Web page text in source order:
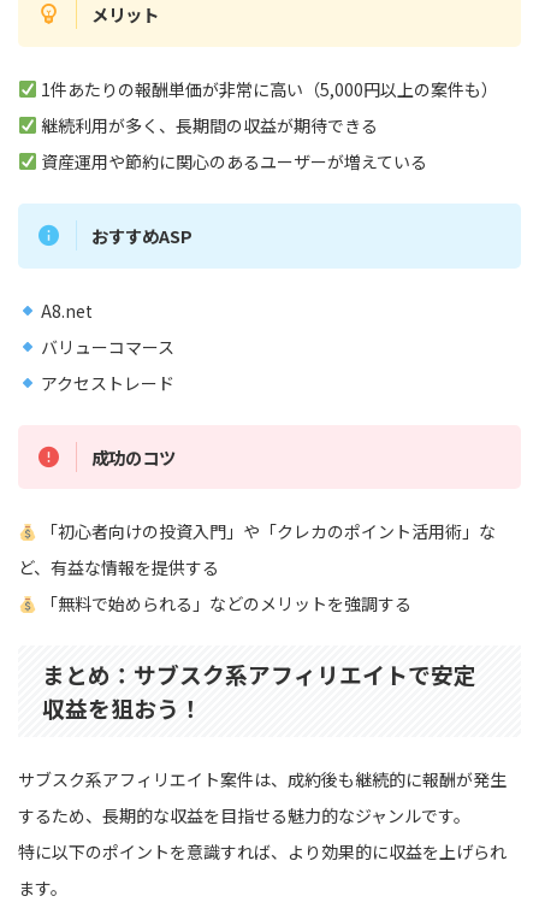
メリット
1件あたりの報酬単価が非常に高い（5,000円以上の案件も）
継続利用が多く、長期間の収益が期待できる
資産運用や節約に関心のあるユーザーが増えている
おすすめASP
A8.net
バリューコマース
アクセストレード
成功のコツ
「初心者向けの投資入門」や「クレカのポイント活用術」な
ど、有益な情報を提供する
「無料で始められる」などのメリットを強調する
まとめ：サブスク系アフィリエイトで安定
収益を狙おう！
サブスク系アフィリエイト案件は、成約後も継続的に報酬が発生
するため、長期的な収益を目指せる魅力的なジャンルです。
特に以下のポイントを意識すれば、より効果的に収益を上げられ
ます。